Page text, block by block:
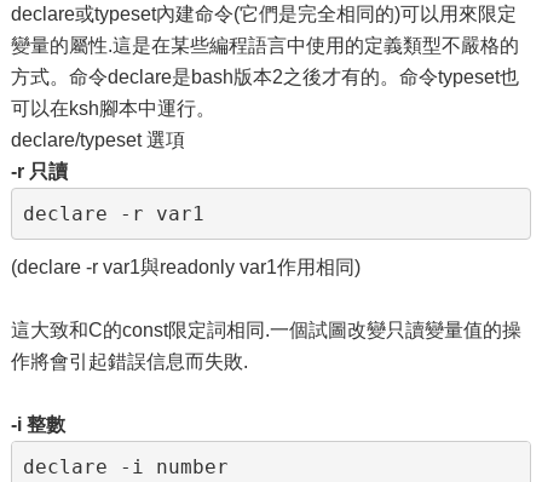
declare或typeset內建命令(它們是完全相同的)可以用來限定
變量的屬性.這是在某些編程語言中使用的定義類型不嚴格的
方式。命令declare是bash版本2之後才有的。命令typeset也
可以在ksh腳本中運行。
declare/typeset 選項
-r 只讀
declare -r var1
(declare -r var1與readonly var1作用相同)
這大致和C的const限定詞相同.一個試圖改變只讀變量值的操
作將會引起錯誤信息而失敗.
-i 整數
declare -i number